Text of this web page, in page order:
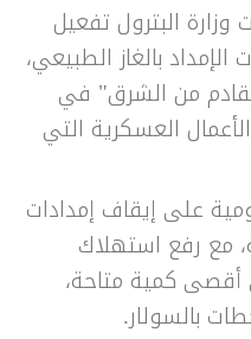
البترول تفعيل
بالغاز الطبيعي،
من الشرق" في
العسكرية التي
على إيقاف إمدادات
مع رفع استهلاك
أقصى كمية متاحة،
بالسولار.